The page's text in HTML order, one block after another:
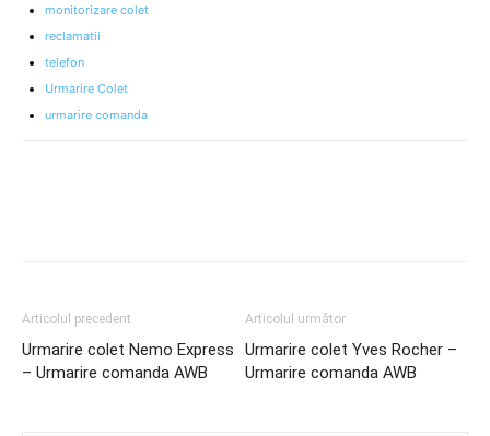
monitorizare colet
reclamatii
telefon
Urmarire Colet
urmarire comanda
Articolul precedent
Urmarire colet Nemo Express
– Urmarire comanda AWB
Articolul următor
Urmarire colet Yves Rocher –
Urmarire comanda AWB